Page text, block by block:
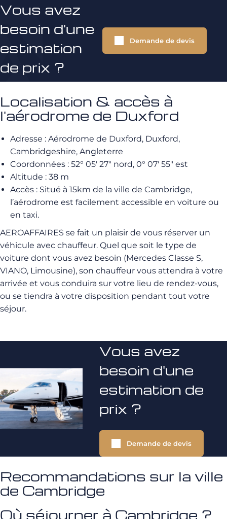
Vous avez
besoin d'une
estimation
de prix ?
Demande de devis
Localisation & accès à
l'aérodrome de Duxford
Adresse : Aérodrome de Duxford, Duxford,
Cambridgeshire, Angleterre
Coordonnées : 52° 05′ 27″ nord, 0° 07′ 55″ est
Altitude : 38 m
Accès : Situé à 15km de la ville de Cambridge,
l’aérodrome est facilement accessible en voiture ou
en taxi.
AEROAFFAIRES se fait un plaisir de vous réserver un
véhicule avec chauffeur. Quel que soit le type de
voiture dont vous avez besoin (Mercedes Classe S,
VIANO, Limousine), son chauffeur vous attendra à votre
arrivée et vous conduira sur votre lieu de rendez-vous,
ou se tiendra à votre disposition pendant tout votre
séjour.
Vous avez
besoin d'une
estimation de
prix ?
Demande de devis
Recommandations sur la ville
de Cambridge
Où séjourner à Cambridge ?